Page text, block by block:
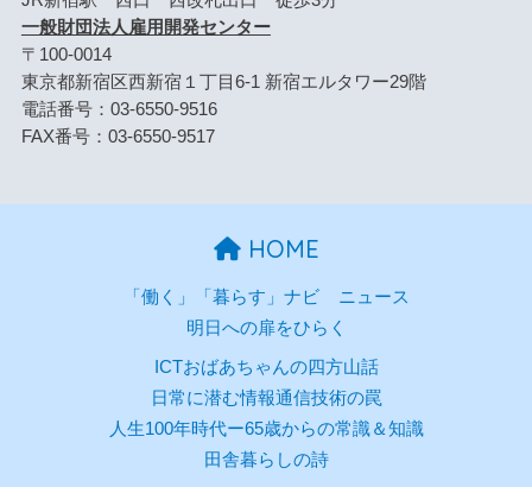
一般財団法人雇用開発センター
〒100-0014
東京都新宿区西新宿１丁目6-1 新宿エルタワー29階
電話番号：03-6550-9516
FAX番号：03-6550-9517
HOME
「働く」「暮らす」ナビ
ニュース
明日への扉をひらく
ICTおばあちゃんの四方山話
日常に潜む情報通信技術の罠
人生100年時代ー65歳からの常識＆知識
田舎暮らしの詩